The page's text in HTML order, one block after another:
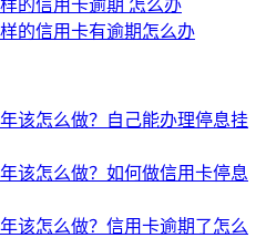
的信用卡逾期 怎么办
的信用卡有逾期怎么办
该怎么做？自己能办理停息挂
该怎么做？如何做信用卡停息
该怎么做？信用卡逾期了怎么